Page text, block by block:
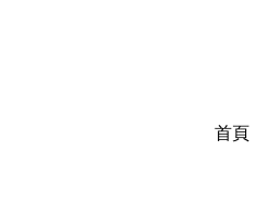
首頁